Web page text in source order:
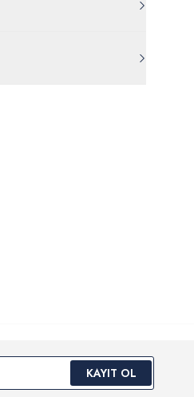
edilebilir.
KAYIT OL